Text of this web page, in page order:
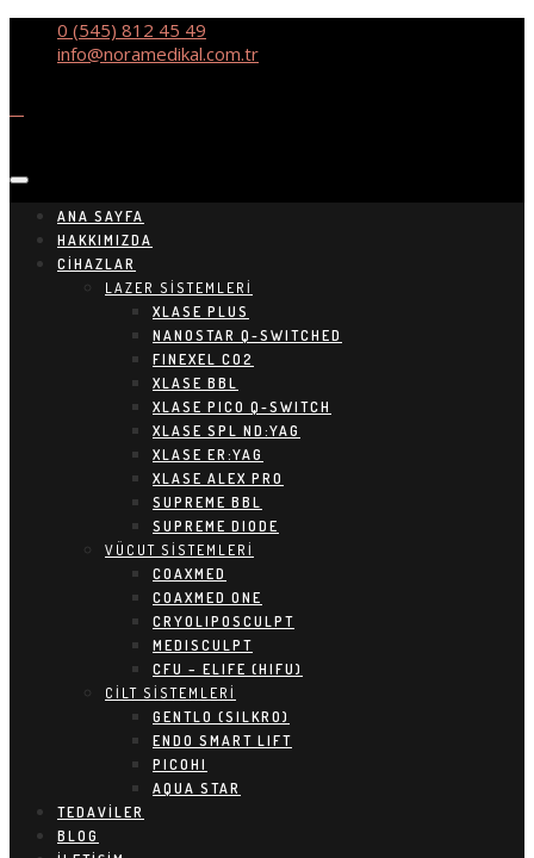
0 (545) 812 45 49
info@noramedikal.com.tr
ANA SAYFA
HAKKIMIZDA
CIHAZLAR
LAZER SİSTEMLERİ
XLASE PLUS
NANOSTAR Q-SWITCHED
FINEXEL CO2
XLASE BBL
XLASE PICO Q-SWITCH
XLASE SPL ND:YAG
XLASE ER:YAG
XLASE ALEX PRO
SUPREME BBL
SUPREME DIODE
VÜCUT SİSTEMLERİ
COAXMED
COAXMED ONE
CRYOLIPOSCULPT
MEDISCULPT
CFU – ELIFE (HIFU)
CİLT SİSTEMLERİ
GENTLO (SILKRO)
ENDO SMART LIFT
PICOHI
AQUA STAR
TEDAVILER
BLOG